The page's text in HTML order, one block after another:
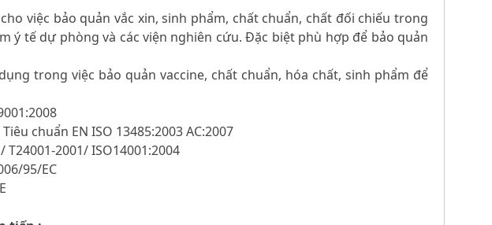
việc bảo quản vắc xin, sinh phẩm, chất chuẩn, chất đối chiếu trong
ý tế dự phòng và các viện nghiên cứu. Đặc biệt phù hợp để bảo quản
trong việc bảo quản vaccine, chất chuẩn, hóa chất, sinh phẩm để
chuẩn EN ISO 13485:2003 AC:2007
2001/ ISO14001:2004
95/EC